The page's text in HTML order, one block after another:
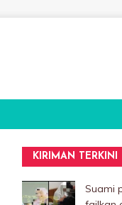
KIRIMAN TERKINI
Suami